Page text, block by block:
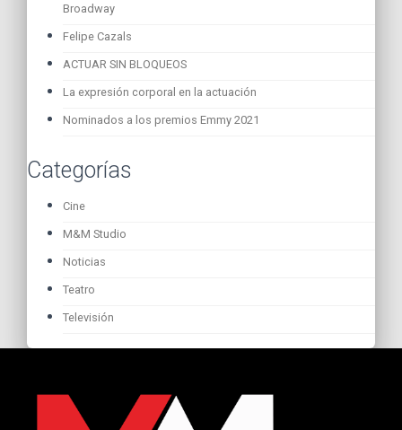
Broadway
Felipe Cazals
ACTUAR SIN BLOQUEOS
La expresión corporal en la actuación
Nominados a los premios Emmy 2021
Categorías
Cine
M&M Studio
Noticias
Teatro
Televisión